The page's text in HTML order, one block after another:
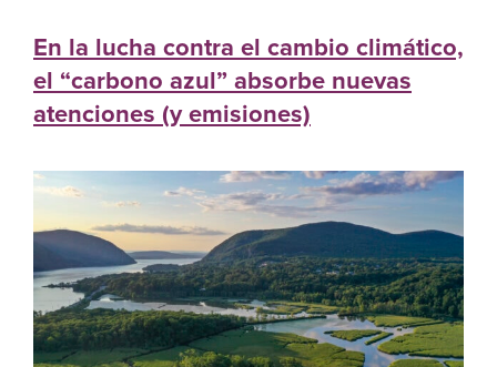
En la lucha contra el cambio climático,
el “carbono azul” absorbe nuevas
atenciones (y emisiones)